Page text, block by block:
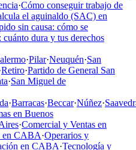
·Cómo conseguir trabajo de
el aguinaldo (SAC) en
sin causa: cómo se
dura y tus derechos
·Pilar·Neuquén·San
Retiro·Partido de General San
·San Miguel de
·Barracas·Beccar·Núñez·
en Buenos
·Comercial y Ventas en
en CABA·Operarios y
en CABA·Tecnología y